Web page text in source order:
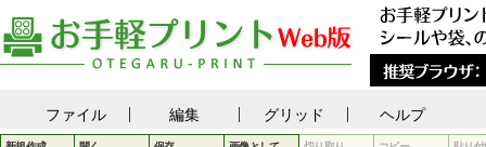
ファイル 編集 グリッド ヘルプ